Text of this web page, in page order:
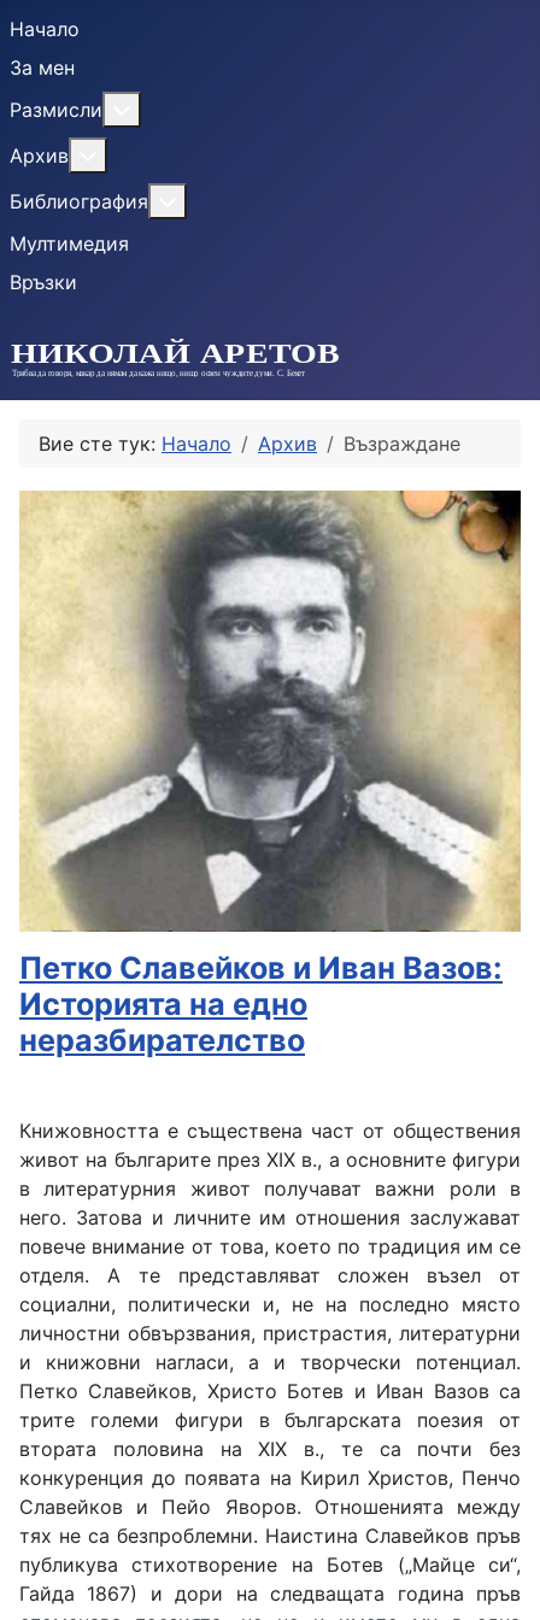
Начало
За мен
Размисли
Архив
Библиография
Мултимедия
Връзки
Вие сте тук: Начало Архив Възраждане
Петко Славейков и Иван Вазов:
Историята на едно
неразбирателство
Книжовността е съществена част от обществения
живот на българите през ХІХ в., а основните фигури
в литературния живот получават важни роли в
него. Затова и личните им отношения заслужават
повече внимание от това, което по традиция им се
отделя. А те представляват сложен възел от
социални, политически и, не на последно място
личностни обвързвания, пристрастия, литературни
и книжовни нагласи, а и творчески потенциал.
Петко Славейков, Христо Ботев и Иван Вазов са
трите големи фигури в българската поезия от
втората половина на ХІХ в., те са почти без
конкуренция до появата на Кирил Христов, Пенчо
Славейков и Пейо Яворов. Отношенията между
тях не са безпроблемни. Наистина Славейков пръв
публикува стихотворение на Ботев („Майце си“,
Гайда 1867) и дори на следващата година пръв